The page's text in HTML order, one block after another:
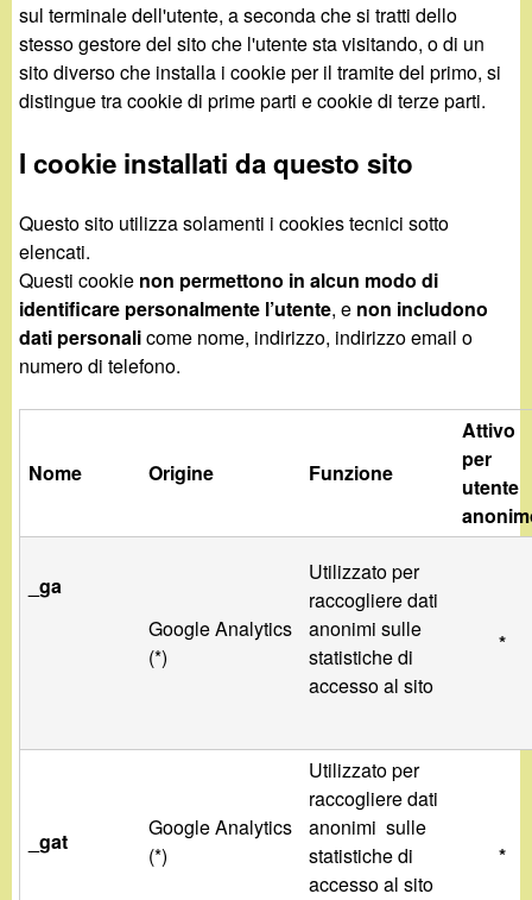
sul terminale dell'utente, a seconda che si tratti dello
stesso gestore del sito che l'utente sta visitando, o di un
sito diverso che installa i cookie per il tramite del primo, si
distingue tra cookie di prime parti e cookie di terze parti.
I cookie installati da questo sito
Questo sito utilizza solamenti i cookies tecnici sotto
elencati.
Questi cookie non permettono in alcun modo di
identificare personalmente l’utente, e non includono
dati personalicome nome, indirizzo, indirizzo email o
numero di telefono.
Nome Origine Funzione
Attivo
per
utente
_ga
Google Analytics
(*)
Utilizzato per
raccogliere dati
anonimi sulle
statistiche di
accesso al sito
*
_gat
Google Analytics
(*)
Utilizzato per
raccogliere dati
anonimi sulle
statistiche di
accesso al sito
*